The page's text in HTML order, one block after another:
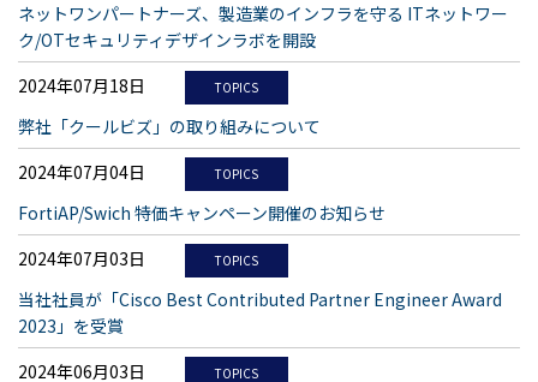
ネットワンパートナーズ、製造業のインフラを守る ITネットワー
ク/OTセキュリティデザインラボを開設
2024年07月18日
TOPICS
弊社「クールビズ」の取り組みについて
2024年07月04日
TOPICS
FortiAP/Swich 特価キャンペーン開催のお知らせ
2024年07月03日
TOPICS
当社社員が「Cisco Best Contributed Partner Engineer Award
2023」を受賞
2024年06月03日
TOPICS